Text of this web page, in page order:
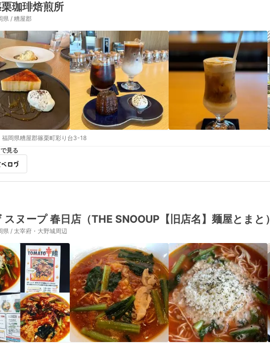
珈琲焙煎所
県 / 糟屋郡
福岡県糟屋郡篠栗町彩り台3-18
見る
スヌープ 春日店（THE SNOOUP【旧店名】麺屋とまと）
県 / 太宰府・大野城周辺